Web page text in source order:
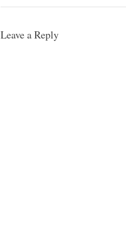
Leave a Reply